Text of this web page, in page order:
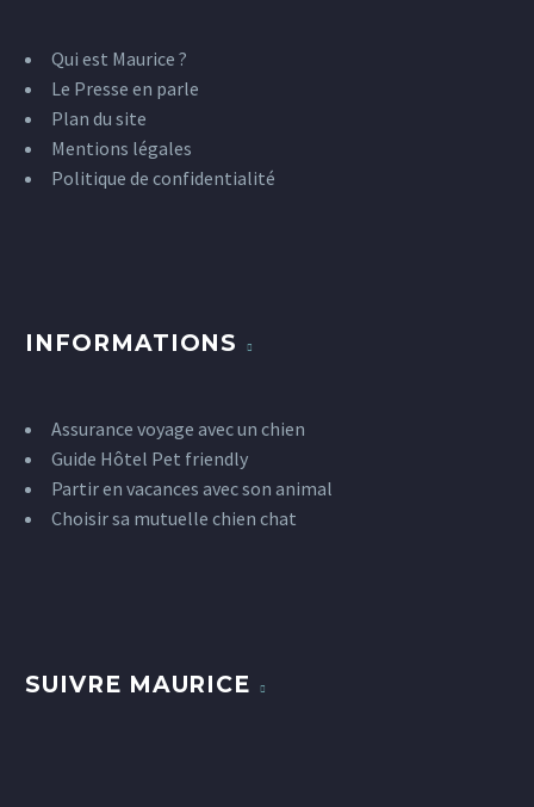
Qui est Maurice ?
Le Presse en parle
Plan du site
Mentions légales
Politique de confidentialité
INFORMATIONS
Assurance voyage avec un chien
Guide Hôtel Pet friendly
Partir en vacances avec son animal
Choisir sa mutuelle chien chat
SUIVRE MAURICE